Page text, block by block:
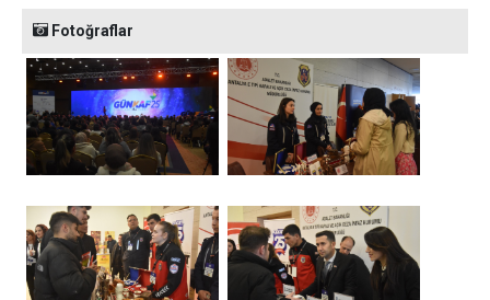
Fotoğraflar